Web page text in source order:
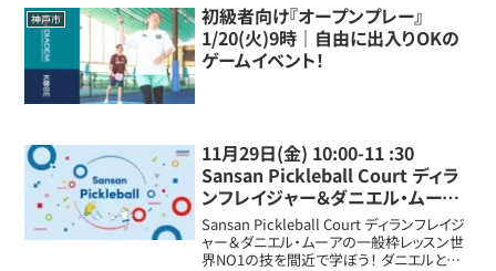
神戸市
初級者向け『オープンプレー』
1/20(火)9時｜自由に出入りOKの
ゲームイベント！
11月29日(金) 10:00-11 :30
Sansan Pickleball Court ディラ
ンフレイジャー＆ダニエル・ムーア
一般クラスアルドール千葉ニュー
タウン
Sansan Pickleball Court ディランフレイジ
ャー＆ダニエル・ムーアの一般枠レッスン世
界NO1の技を間近で学ぼう！ ダニエルとディ